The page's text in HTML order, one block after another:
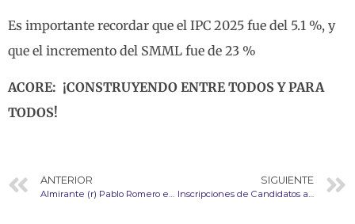
Es importante recordar que el IPC 2025 fue del 5.1 %, y
que el incremento del SMML fue de 23 %
ACORE: ¡CONSTRUYENDO ENTRE TODOS Y PARA
TODOS!
ANTERIOR
Almirante (r) Pablo Romero en canal RCN, sobre presupuesto Fuerza Pública.
SIGUIENTE
Inscripciones de Candidatos a Presidencia Nacional y Junta Directiva Nacional ACORE, periodo 2026-2029